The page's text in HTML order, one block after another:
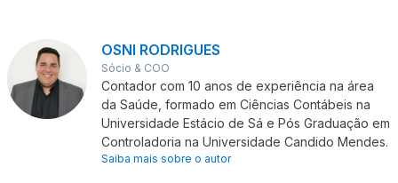
OSNI RODRIGUES
Sócio & COO
Contador com 10 anos de experiência na área
da Saúde, formado em Ciências Contábeis na
Universidade Estácio de Sá e Pós Graduação em
Controladoria na Universidade Candido Mendes.
Saiba mais sobre o autor